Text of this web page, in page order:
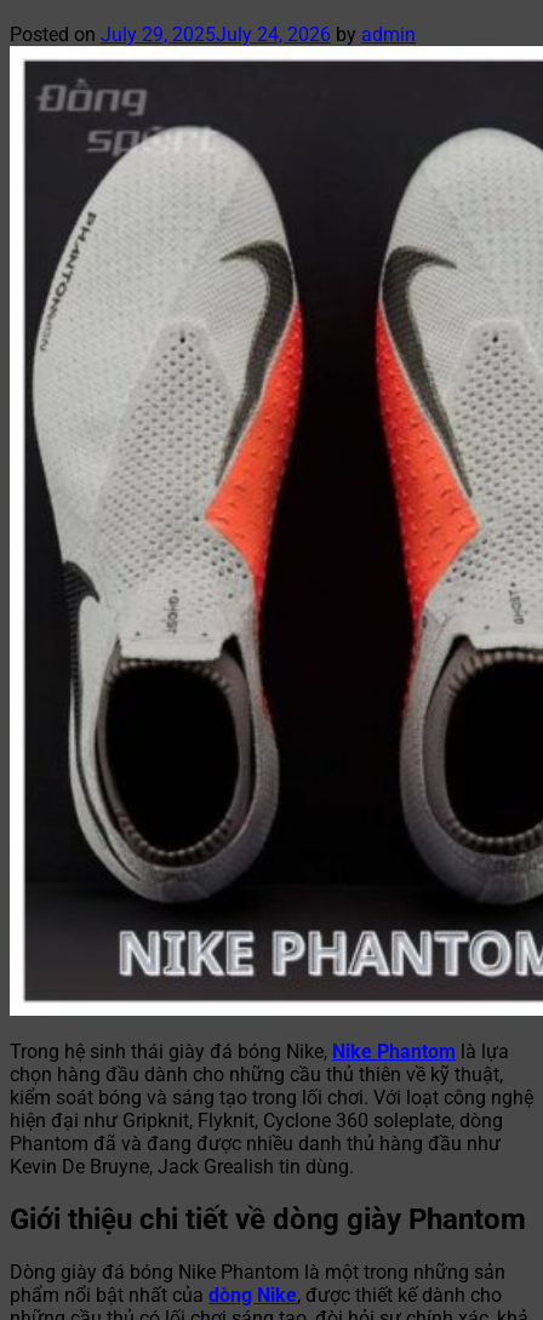
Posted on July 29, 2025July 24, 2026 by admin
Trong hệ sinh thái giày đá bóng Nike, Nike Phantom là lựa
chọn hàng đầu dành cho những cầu thủ thiên về kỹ thuật,
kiểm soát bóng và sáng tạo trong lối chơi. Với loạt công nghệ
hiện đại như Gripknit, Flyknit, Cyclone 360 soleplate, dòng
Phantom đã và đang được nhiều danh thủ hàng đầu như
Kevin De Bruyne, Jack Grealish tin dùng.
Giới thiệu chi tiết về dòng giày Phantom
Dòng giày đá bóng Nike Phantom là một trong những sản
phẩm nổi bật nhất của dòng Nike, được thiết kế dành cho